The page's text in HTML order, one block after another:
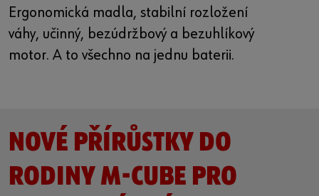
Ergonomická madla, stabilní rozložení
váhy, učinný, bezúdržbový a bezuhlíkový
motor. A to všechno na jednu baterii.
NOVÉ PŘÍRŮSTKY DO
RODINY M-CUBE PRO